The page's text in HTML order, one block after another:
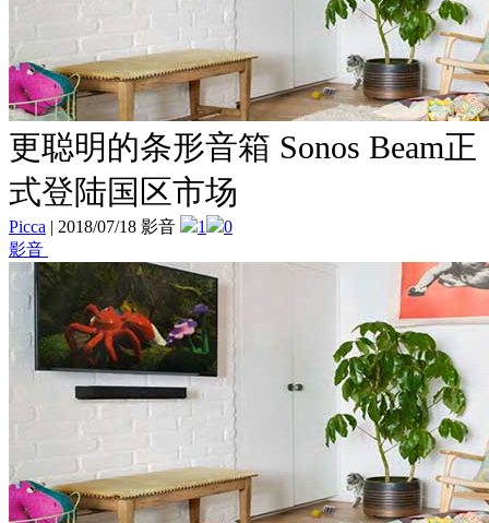
更聪明的条形音箱 Sonos Beam正
式登陆国区市场
Picca | 2018/07/18 影音 1
0
影音